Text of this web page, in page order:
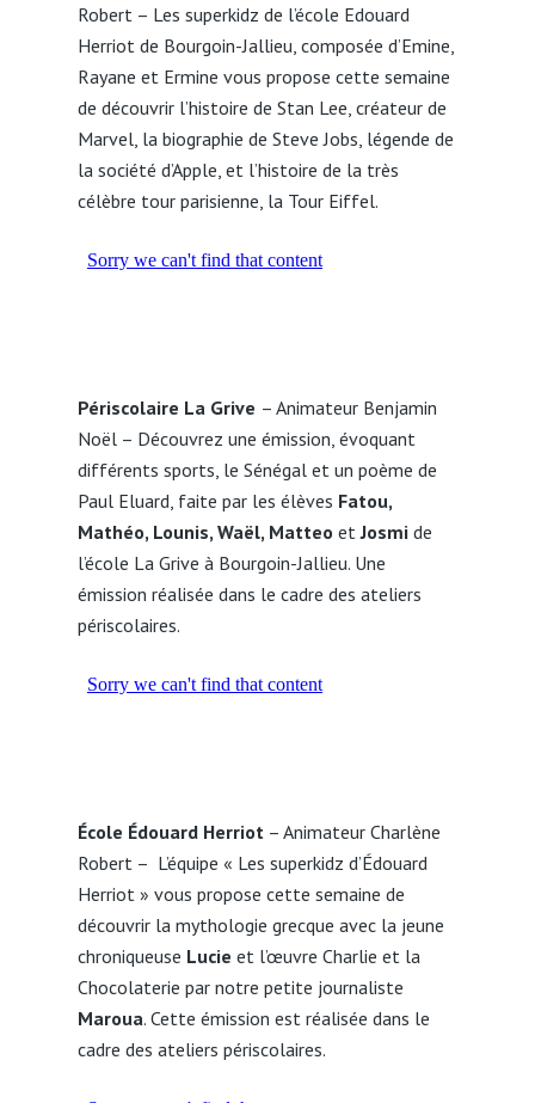
Robert – Les superkidz de l’école Edouard
Herriot de Bourgoin-Jallieu, composée d’Emine,
Rayane et Ermine vous propose cette semaine
de découvrir l’histoire de Stan Lee, créateur de
Marvel, la biographie de Steve Jobs, légende de
la société d’Apple, et l’histoire de la très
célèbre tour parisienne, la Tour Eiffel.
Périscolaire La Grive – Animateur Benjamin
Noël – Découvrez une émission, évoquant
différents sports, le Sénégal et un poème de
Paul Eluard, faite par les élèves Fatou,
Mathéo, Lounis, Waël, Matteo etJosmide
l’école La Grive à Bourgoin-Jallieu. Une
émission réalisée dans le cadre des ateliers
périscolaires.
École Édouard Herriot – Animateur Charlène
Robert – L’équipe « Les superkidz d’Édouard
Herriot » vous propose cette semaine de
découvrir la mythologie grecque avec la jeune
chroniqueuse Lucie et l’œuvre Charlie et la
Chocolaterie par notre petite journaliste
Maroua. Cette émission est réalisée dans le
cadre des ateliers périscolaires.